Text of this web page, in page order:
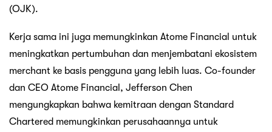
(OJK).
Kerja sama ini juga memungkinkan Atome Financial untuk
meningkatkan pertumbuhan dan menjembatani ekosistem
merchant ke basis pengguna yang lebih luas. Co-founder
dan CEO Atome Financial, Jefferson Chen
mengungkapkan bahwa kemitraan dengan Standard
Chartered memungkinkan perusahaannya untuk